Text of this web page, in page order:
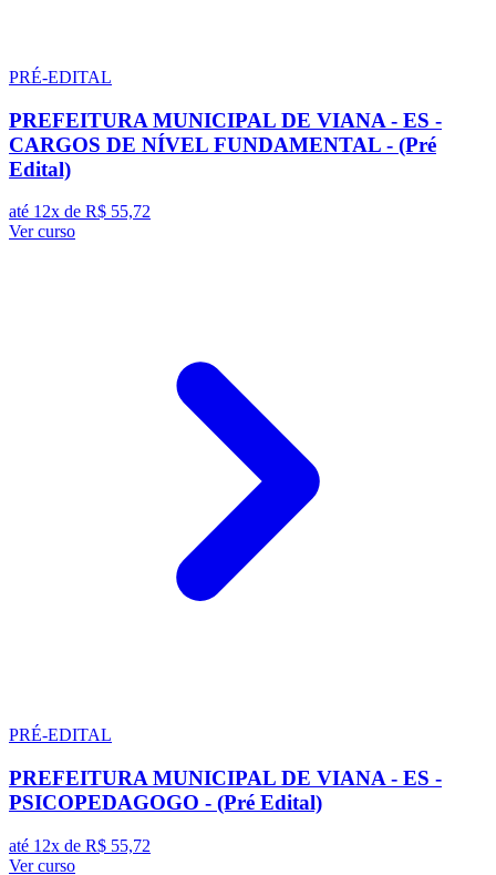
PRÉ-EDITAL
PREFEITURA MUNICIPAL DE VIANA - ES -
CARGOS DE NÍVEL FUNDAMENTAL - (Pré
Edital)
até 12x de R$ 55,72
Ver curso
PRÉ-EDITAL
PREFEITURA MUNICIPAL DE VIANA - ES -
PSICOPEDAGOGO - (Pré Edital)
até 12x de R$ 55,72
Ver curso